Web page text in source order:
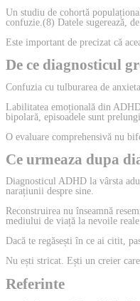
Un studiu de cohortă
confuzie.(8) Datele sugerează,
Este important de precizat că
De ce diagnosticul
Confuzia cu tulburarea de
Labilitatea emoțională din
bipolară, episoadele sunt
O evaluare comprehensivă nu
Ce urmeaza dupa
Diagnosticul ADHD la vârsta
narațiunii despre sine.
Reconstruirea nu înseamnă
mediului de viață la nevoile
Dacă te regăsești în ce ai citit,
Nu ești stricat. Ești un creier
Referinte